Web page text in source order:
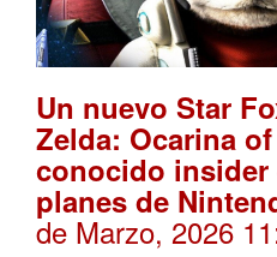
Un nuevo Star
Zelda: Ocarina
conocido insider
planes de
de Marzo, 2026